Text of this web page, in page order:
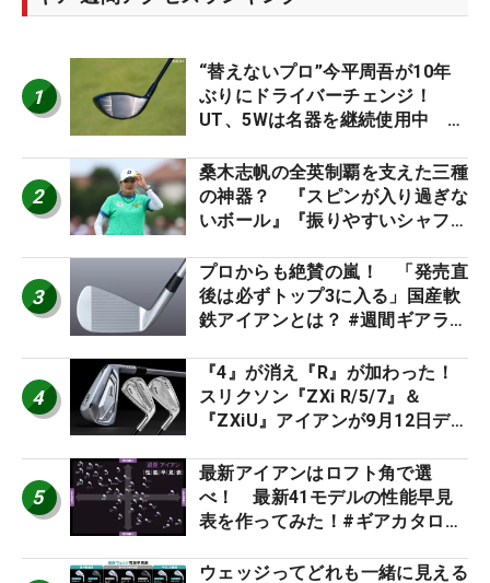
1
“替えないプロ”今平周吾が10年
ぶりにドライバーチェンジ！
UT、5Wは名器を継続使用中 #
2
桑木志帆の全英制覇を支えた三種
の神器？ 『スピンが入り過ぎな
いボール』『振りやすいシャフ
ー』 #女子プロセッティング
3
プロからも絶賛の嵐！ 「発売直
後は必ずトップ3に入る」国産軟
鉄アイアンとは？ #週間ギアラン
4
『4』が消え『R』が加わった！
スリクソン『ZXi R/5/7』＆
『ZXiU』アイアンが9月12日デ
5
最新アイアンはロフト角で選
べ！ 最新41モデルの性能早見
表を作ってみた！#ギアカタログ
ウェッジってどれも一緒に見える